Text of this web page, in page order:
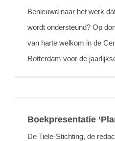
Benieuwd naar het werk
wordt ondersteund? Op
van harte welkom in de
Rotterdam voor de
Boekpresentatie
De Tiele-Stichting, de